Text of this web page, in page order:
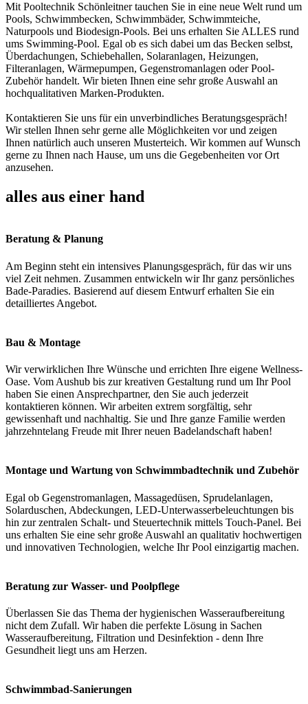
Mit Pooltechnik Schönleitner tauchen Sie in eine neue Welt rund um
Pools, Schwimmbecken, Schwimmbäder, Schwimmteiche,
Naturpools und Biodesign-Pools. Bei uns erhalten Sie ALLES rund
ums Swimming-Pool. Egal ob es sich dabei um das Becken selbst,
Überdachungen, Schiebehallen, Solaranlagen, Heizungen,
Filteranlagen, Wärmepumpen, Gegenstromanlagen oder Pool-
Zubehör handelt. Wir bieten Ihnen eine sehr große Auswahl an
hochqualitativen Marken-Produkten.
Kontaktieren Sie uns für ein unverbindliches Beratungsgespräch!
Wir stellen Ihnen sehr gerne alle Möglichkeiten vor und zeigen
Ihnen natürlich auch unseren Musterteich. Wir kommen auf Wunsch
gerne zu Ihnen nach Hause, um uns die Gegebenheiten vor Ort
anzusehen.
alles aus einer hand
Beratung & Planung
Am Beginn steht ein intensives Planungsgespräch, für das wir uns
viel Zeit nehmen. Zusammen entwickeln wir Ihr ganz persönliches
Bade-Paradies. Basierend auf diesem Entwurf erhalten Sie ein
detailliertes Angebot.
Bau & Montage
Wir verwirklichen Ihre Wünsche und errichten Ihre eigene Wellness-
Oase. Vom Aushub bis zur kreativen Gestaltung rund um Ihr Pool
haben Sie einen Ansprechpartner, den Sie auch jederzeit
kontaktieren können. Wir arbeiten extrem sorgfältig, sehr
gewissenhaft und nachhaltig. Sie und Ihre ganze Familie werden
jahrzehntelang Freude mit Ihrer neuen Badelandschaft haben!
Montage und Wartung von Schwimmbadtechnik und Zubehör
Egal ob Gegenstromanlagen, Massagedüsen, Sprudelanlagen,
Solarduschen, Abdeckungen, LED-Unterwasserbeleuchtungen bis
hin zur zentralen Schalt- und Steuertechnik mittels Touch-Panel. Bei
uns erhalten Sie eine sehr große Auswahl an qualitativ hochwertigen
und innovativen Technologien, welche Ihr Pool einzigartig machen.
Beratung zur Wasser- und Poolpflege
Überlassen Sie das Thema der hygienischen Wasseraufbereitung
nicht dem Zufall. Wir haben die perfekte Lösung in Sachen
Wasseraufbereitung, Filtration und Desinfektion - denn Ihre
Gesundheit liegt uns am Herzen.
Schwimmbad-Sanierungen